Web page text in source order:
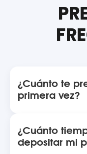
¿Cuánto te
primera vez?
en préstamos
comportamiento
¿Cuánto
depositar mi